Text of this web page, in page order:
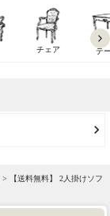
チェア テ
> 【送料無料】 2人掛けソフ